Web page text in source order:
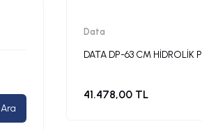
Ara
Data
DATA DP-63 CM HİDROLİK
41.478,00 TL